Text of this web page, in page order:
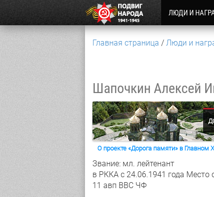
ЛЮДИ И
Главная страница Люди и
Шапочкин Алексей
О проекте «Дорога памяти» в
Звание: мл. лейтенант
в РККА с 24.06.1941 года Место
11 авп ВВС ЧФ